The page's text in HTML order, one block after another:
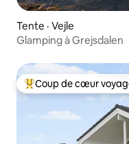
Tente · Vejle
Glamping à Grejsdalen
Coup de cœur
Coup de cœur